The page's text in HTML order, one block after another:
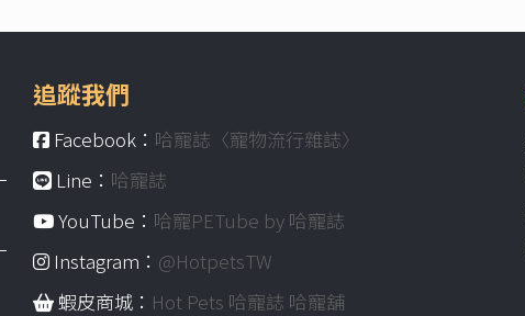
追蹤我們
Facebook： 哈寵誌〈寵物流行雜誌〉
Line： 哈寵誌
YouTube： 哈寵PETube by 哈寵誌
Instagram： @HotpetsTW
蝦皮商城： Hot Pets 哈寵誌 哈寵舖